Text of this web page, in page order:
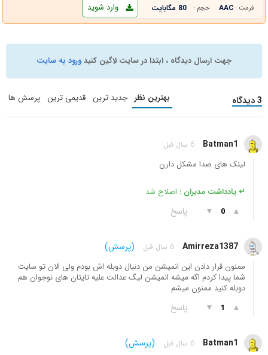
فرمت : AAC حجم : 80 مگابایت وارد شوید
جهت ارسال دیدگاه ، ابتدا در سایت لاگین کنیدورود به سایت
3 دیدگاه بهترین نظر جدید ترین قدیمی ترین پرسش ها
Batman1 6 سال قبل
لینک های صدا مشکل دارن
↵ یادداشت مدیران : اصلاح شد
▲
0
▼ پاسخ
Amirreza1387 6 سال قبل (پرسش)
ممنون قرار دادن این انمیشن من دنبال دوبله اش بودم ولی الان تو سایت
شما پیدا کردم اگه میشه انمیشن لیگ عدالت علیه تایتان های نوجوان هم
دوبله کنید ممنون میشم
▲
1
▼ پاسخ
Batman1 6 سال قبل (پرسش)